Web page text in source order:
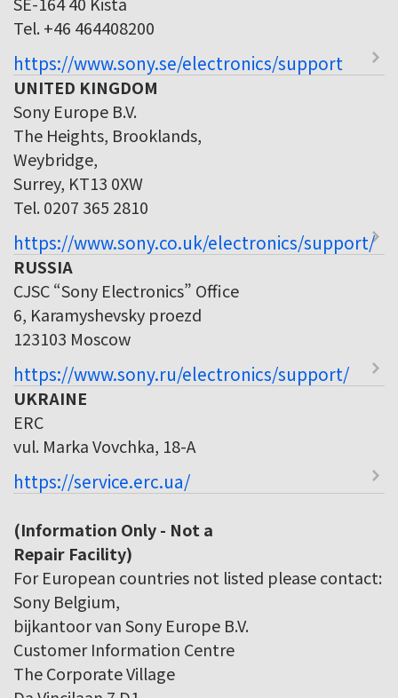
Tel. +46 464408200
https://www.sony.se/electronics/support
UNITED KINGDOM
Sony Europe B.V.
The Heights, Brooklands,
Weybridge,
Surrey, KT13 0XW
Tel. 0207 365 2810
https://www.sony.co.uk/electronics/support/
RUSSIA
CJSC “Sony Electronics” Office
6, Karamyshevsky proezd
123103 Moscow
https://www.sony.ru/electronics/support/
UKRAINE
ERC
vul. Marka Vovchka, 18-A
https://service.erc.ua/
(Information Only - Not a
Repair Facility)
For European countries not listed please contact:
Sony Belgium,
bijkantoor van Sony Europe B.V.
Customer Information Centre
The Corporate Village